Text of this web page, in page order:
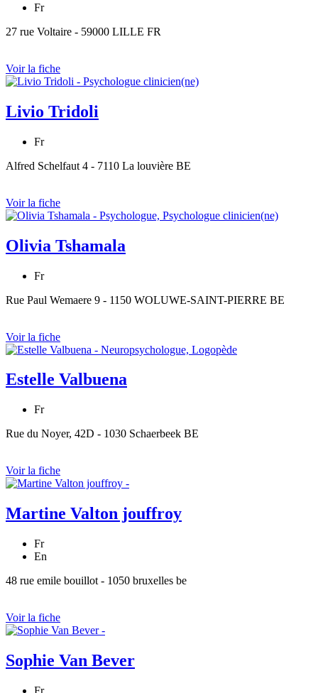
Fr
27 rue Voltaire - 59000 LILLE FR
Voir la fiche
Livio Tridoli
Fr
Alfred Schelfaut 4 - 7110 La louvière BE
Voir la fiche
Olivia Tshamala
Fr
Rue Paul Wemaere 9 - 1150 WOLUWE-SAINT-PIERRE BE
Voir la fiche
Estelle Valbuena
Fr
Rue du Noyer, 42D - 1030 Schaerbeek BE
Voir la fiche
Martine Valton jouffroy
Fr
En
48 rue emile bouillot - 1050 bruxelles be
Voir la fiche
Sophie Van Bever
Fr